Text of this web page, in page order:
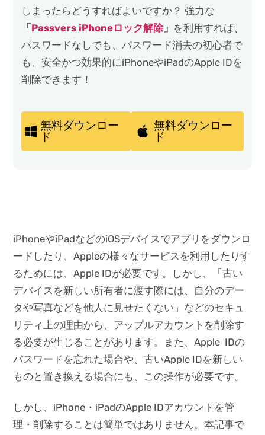
しまったらどうすればよいですか？ 強力な
「Passvers iPhoneロック解除」 を利用すれば、
パスワードなしでも、パスワード消去の初心者で
も、安全かつ効果的にiPhoneやiPadのApple IDを
削除できます！
無料ダウンロー
ド
無料ダウンロー
ド
iPhoneやiPadなどのiOSデバイスでアプリをダウンロ
ードしたり、Appleの様々なサービスを利用したりす
るためには、Apple IDが必要です。しかし、「古い
デバイスを新しい所有者に渡す際には、自分のデー
タや写真などを他人に見せたくない」などのセキュ
リティ上の理由から、アップルアカウントを削除す
る必要が生じることがあります。また、Apple IDの
パスワードを忘れた場合や、古いApple IDを新しい
ものと置き換える場合にも、この操作が必要です。
しかし、iPhone・iPadのApple IDアカウントを管
理・削除することは簡単ではありません。本記事で